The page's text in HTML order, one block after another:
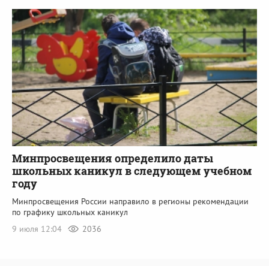
Минпросвещения определило даты
школьных каникул в следующем учебном
году
Минпросвещения России направило в регионы рекомендации
по графику школьных каникул
9 июля 12:04
2036